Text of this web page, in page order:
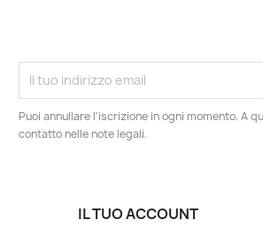
Puoi annullare l'iscrizione in ogni momento. A
contatto nelle note legali.
IL TUO ACCOUNT